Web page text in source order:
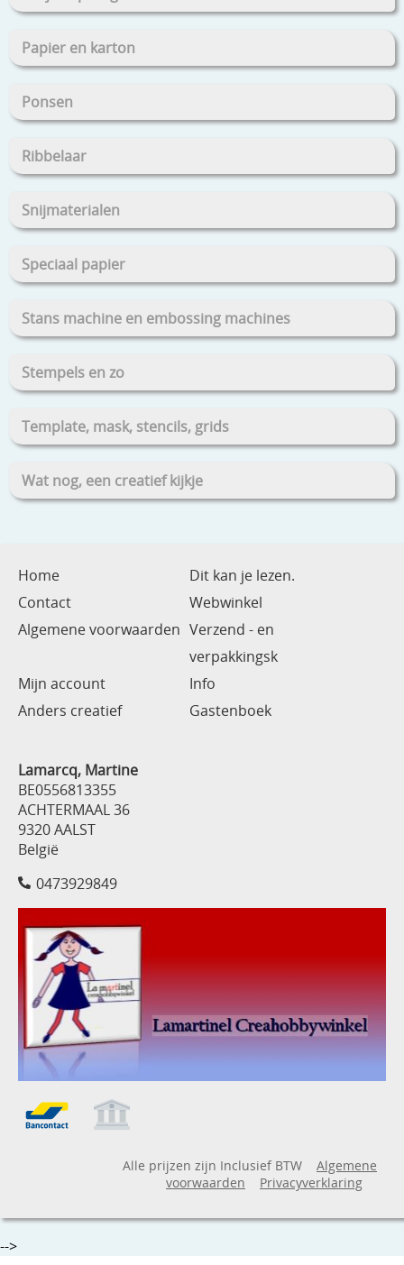
Papier en karton
Ponsen
Ribbelaar
Snijmaterialen
Speciaal papier
Stans machine en embossing machines
Stempels en zo
Template, mask, stencils, grids
Wat nog, een creatief kijkje
Home
Dit kan je lezen.
Contact
Webwinkel
Algemene voorwaarden Verzend - en
verpakkingsk
Mijn account
Info
Anders creatief
Gastenboek
Lamarcq, Martine
BE0556813355
ACHTERMAAL 36
9320 AALST
België
0473929849
Alle prijzen zijn Inclusief BTW
Algemene
voorwaarden
Privacyverklaring
-->